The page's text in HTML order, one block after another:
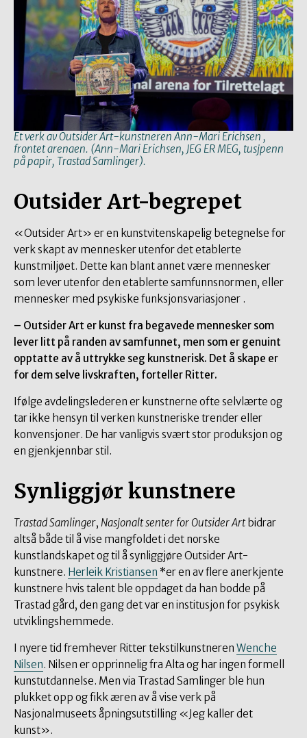
Et verk av Outsider Art-kunstnerenAnn-Mari Erichsen ,
frontet arenaen. (Ann-Mari Erichsen, JEG ER MEG, tusjpenn
på papir, Trastad Samlinger).
Outsider Art-begrepet
«Outsider Art» er en kunstvitenskapelig betegnelse for
verk skapt av mennesker utenfor det etablerte
kunstmiljøet. Dette kan blant annet være mennesker
som lever utenfor den etablerte samfunnsnormen, eller
mennesker med psykiske funksjonsvariasjoner .
– Outsider Art er kunst fra begavede mennesker som
lever litt på randen av samfunnet, men som er genuint
opptatte av å uttrykke seg kunstnerisk. Det å skape er
for dem selve livskraften, forteller Ritter.
Ifølge avdelingslederen er kunstnerne ofte selvlærte og
tar ikke hensyn til verken kunstneriske trender eller
konvensjoner. De har vanligvis svært stor produksjon og
en gjenkjennbar stil.
Synliggjør kunstnere
Trastad Samlinger, Nasjonalt senter for Outsider Artbidrar
altså både til å vise mangfoldet i det norske
kunstlandskapet og til å synliggjøre Outsider Art-
kunstnere. Herleik Kristiansen *er en av flere anerkjente
kunstnere hvis talent ble oppdaget da han bodde på
Trastad gård, den gang det var en institusjon for psykisk
utviklingshemmede.
I nyere tid fremhever Ritter tekstilkunstneren Wenche
Nilsen. Nilsen er opprinnelig fra Alta og har ingen formell
kunstutdannelse. Men via Trastad Samlinger ble hun
plukket opp og fikk æren av å vise verk på
Nasjonalmuseets åpningsutstilling «Jeg kaller det
kunst».